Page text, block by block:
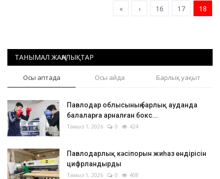
« ‹ 16 17 18
ТАНЫМАЛ ЖАҢАЛЫҚТАР
Осы аптада Осы айда Барлық уақыт
Павлодар облысының барлық ауданда
балаларға арналған бокс...
Тамыз 1, 2026 0 424
Павлодарлық кәсіпорын жиһаз өндірісін
цифрландырды
Тамыз 1, 2026 0 408